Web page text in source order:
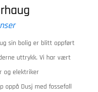
sin bolig er blitt oppført
uttrykk. Vi har vært
og elektriker
oppå Dusj med fossefall